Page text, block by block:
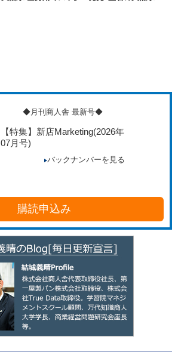
◆月刊商人舎 最新号◆
【特集】新店Marketing(2026年
07月号)
バックナンバーを見る
購読申込み